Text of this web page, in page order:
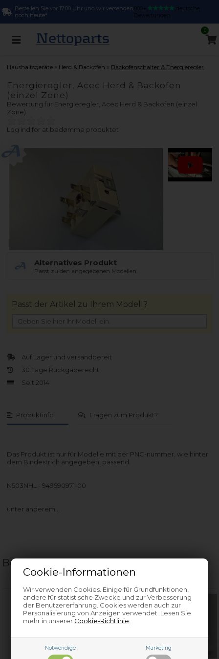
Cookie-Informationen
Wir verwenden Cookies. Einige für Grundfunktionen,
andere für statistische Zwecke und zur Verbesserung
der Benutzererfahrung. Cookies werden auch zur
Personalisierung von Anzeigen verwendet. Lesen Sie
mehr in unserer Cookie-Richtlinie
Notwendige Marketing
Bestellen Sie vor 17:00 Uhr und wir versenden
noch heute*
800+
deutsche
Bewertungen
0
Haushaltsgeräte » Herd & Backofen » Backofenschalter & Energieregler
Energieregler, Acec Herd & Backofen
(einzel Zone)
Bewertung für Energieregler, Acec Herd & Backofen (einzel
Zone)
Log ind for at bedømme produktet
Alternatives Produkt
Passt zu den angegebenen Modellen.
Produktinfo Fragen zum Produkt?
Das Produkt ist nur für Modelle mit der PNC-nummer, wie hinter
dem Bindestrich angegeben, passend.
N503NHL - 949590971-00
unter anderem…
Auf Lager und versandbereit
30 Tage Rückgaberecht
Seit 2014
Passt der Artikel zu Ihrem Modell?
Beliebte verwandte Artikel